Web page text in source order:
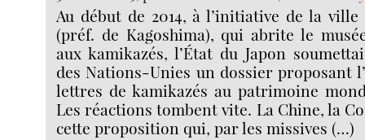
Au début de 2014, à l’initiative de la
(préf. de Kagoshima), qui abrite le
aux kamikazés, l’État du Japon
des Nations-Unies un dossier proposant
lettres de kamikazés au patrimoine
Les réactions tombent vite. La Chine, la
cette proposition qui, par les missives (…)